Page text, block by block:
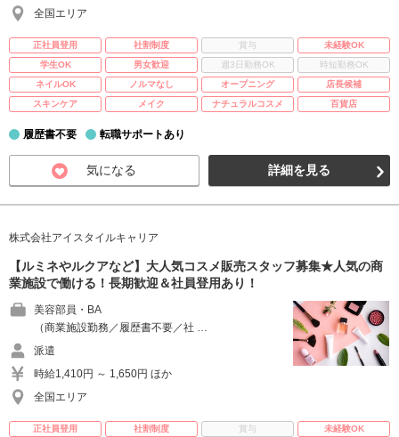
全国エリア
正社員登用 社割制度 賞与
未経験OK
学生OK
男女歓迎 週3日勤務OK
時短勤務OK
ネイルOK
ノルマなし オープニング
店長候補
スキンケア
メイク ナチュラルコスメ 百貨店
履歴書不要 転職サポートあり
気になる 詳細を見る
株式会社アイスタイルキャリア
【ルミネやルクアなど】大人気コスメ販売スタッフ募集★人気の商
業施設で働ける！長期歓迎＆社員登用あり！
美容部員・BA
（商業施設勤務／履歴書不要／社 …
派遣
時給1,410円 ～ 1,650円 ほか
全国エリア
正社員登用 社割制度 賞与
未経験OK